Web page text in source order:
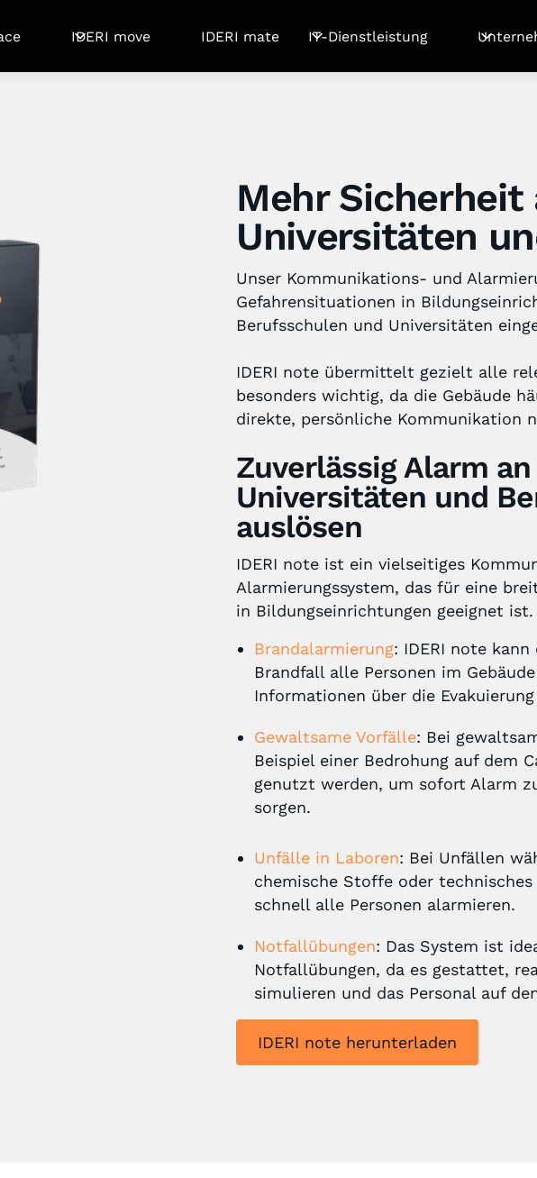
IDERI move IDERI mate IT-Dienstleistung
Mehr Sicherheit
Universitäten
Unser Kommunikations- und
Gefahrensituationen in
Berufsschulen und Universitäten
IDERI note übermittelt gezielt alle
besonders wichtig, da die Gebäude
direkte, persönliche Kommunikation
Zuverlässig Alarm
Universitäten und
auslösen
IDERI note ist ein vielseitiges
Alarmierungssystem, das für eine
in Bildungseinrichtungen geeignet ist.
Brandalarmierung: IDERI note
Brandfall alle Personen im
Informationen über die
Gewaltsame Vorfälle: Bei
Beispiel einer Bedrohung auf dem
genutzt werden, um sofort Alarm
sorgen.
Unfälle in Laboren: Bei Unfällen
chemische Stoffe oder
schnell alle Personen alarmieren.
Notfallübungen: Das System ist
Notfallübungen, da es gestattet,
simulieren und das Personal auf
IDERI note herunterladen